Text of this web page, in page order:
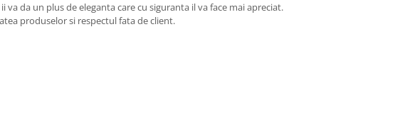
da un plus de eleganta care cu siguranta il va face mai apreciat.
produselor si respectul fata de client.